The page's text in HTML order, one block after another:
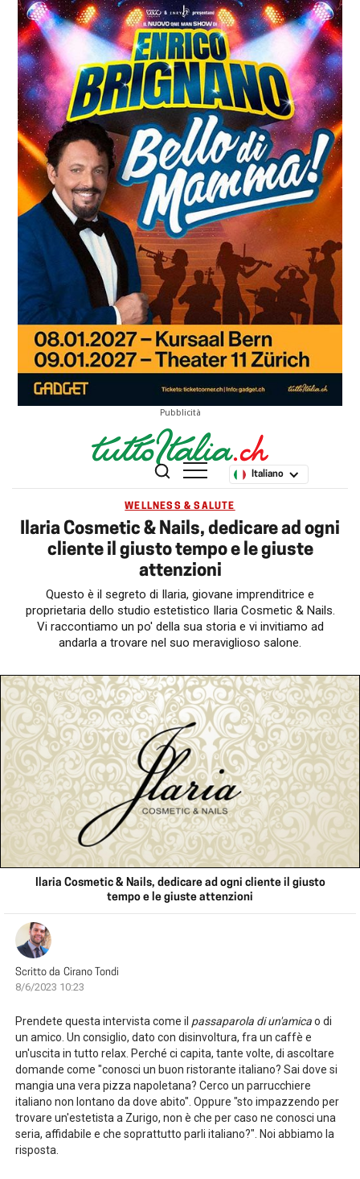
Pubblicità
Italiano
WELLNESS & SALUTE
Ilaria Cosmetic & Nails, dedicare ad ogni
cliente il giusto tempo e le giuste
attenzioni
Questo è il segreto di Ilaria, giovane imprenditrice e
proprietaria dello studio estetistico Ilaria Cosmetic & Nails.
Vi raccontiamo un po' della sua storia e vi invitiamo ad
andarla a trovare nel suo meraviglioso salone.
Ilaria Cosmetic & Nails, dedicare ad ogni cliente il giusto
tempo e le giuste attenzioni
Scritto da Cirano Tondi
8/6/2023 10:23
Prendete questa intervista come il passaparola di un'amicao di
un amico. Un consiglio, dato con disinvoltura, fra un caffè e
un'uscita in tutto relax. Perché ci capita, tante volte, di ascoltare
domande come "conosci un buon ristorante italiano? Sai dove si
mangia una vera pizza napoletana? Cerco un parrucchiere
italiano non lontano da dove abito". Oppure "sto impazzendo per
trovare un'estetista a Zurigo, non è che per caso ne conosci una
seria, affidabile e che soprattutto parli italiano?". Noi abbiamo la
risposta.